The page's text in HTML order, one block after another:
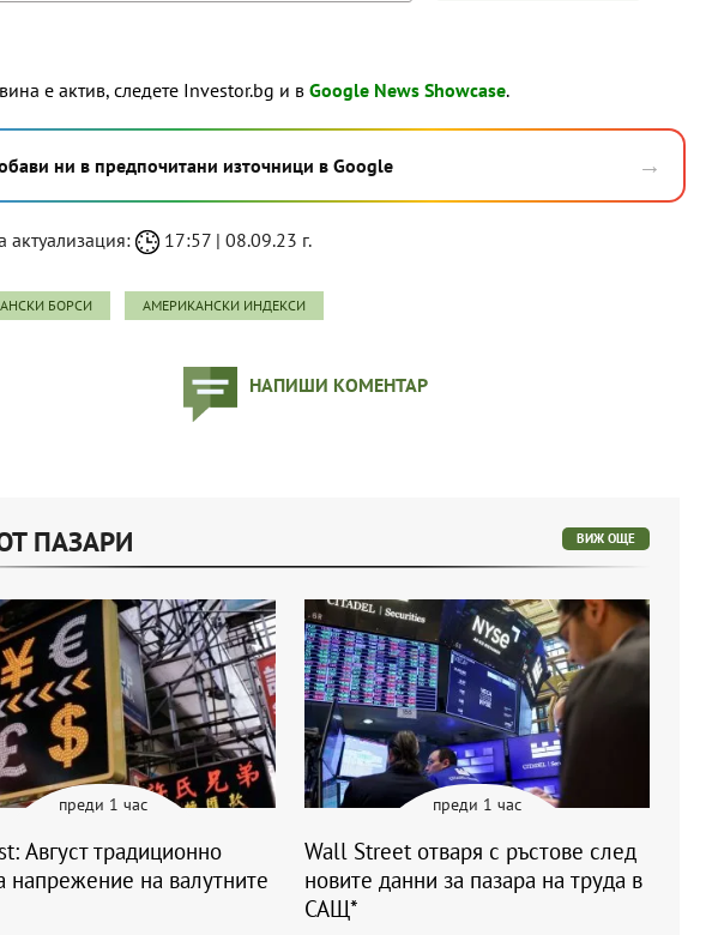
е актив, следете Investor.bg и в Google News Showcase.
ни в предпочитани източници в Google →
актуализация: 17:57 | 08.09.23 г.
БОРСИ АМЕРИКАНСКИ ИНДЕКСИ
НАПИШИ КОМЕНТАР
ПАЗАРИ ВИЖ ОЩЕ
преди 1 час
Август традиционно
напрежение на валутните
преди 1 час
Wall Street отваря с ръстове след
новите данни за пазара на труда в
САЩ*